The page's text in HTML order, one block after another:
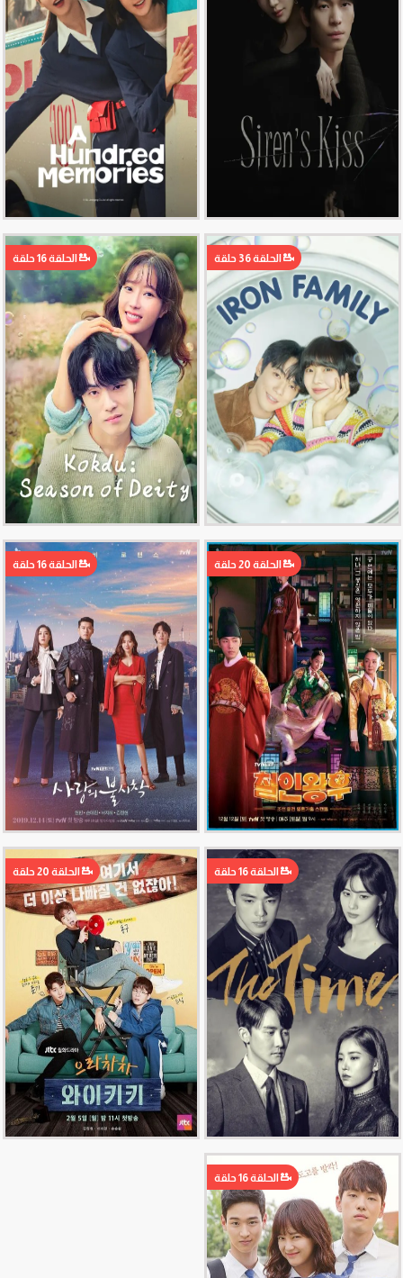
الحلقة 36 حلقة الحلقة 16 حلقة
الحلقة 20 حلقة الحلقة 16 حلقة
الحلقة 16 حلقة الحلقة 20 حلقة
الحلقة 16 حلقة